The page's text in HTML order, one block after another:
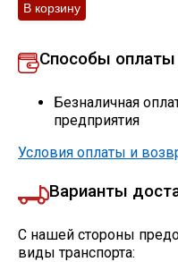
Способы оплаты
Безналичная
предприятия
Условия оплаты и
Варианты
С нашей стороны
виды транспорта: